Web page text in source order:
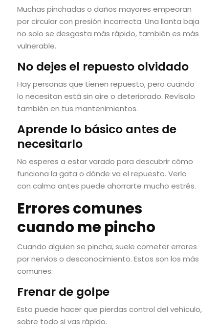
Muchas pinchadas o daños mayores empeoran
por circular con presión incorrecta. Una llanta baja
no solo se desgasta más rápido, también es más
vulnerable.
No dejes el repuesto olvidado
Hay personas que tienen repuesto, pero cuando
lo necesitan está sin aire o deteriorado. Revísalo
también en tus mantenimientos.
Aprende lo básico antes de
necesitarlo
No esperes a estar varado para descubrir cómo
funciona la gata o dónde va el repuesto. Verlo
con calma antes puede ahorrarte mucho estrés.
Errores comunes
cuando me pincho
Cuando alguien se pincha, suele cometer errores
por nervios o desconocimiento. Estos son los más
comunes:
Frenar de golpe
Esto puede hacer que pierdas control del vehículo,
sobre todo si vas rápido.